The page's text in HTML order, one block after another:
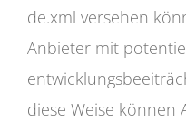
de.xml versehen
Anbieter mit
diese Weise können